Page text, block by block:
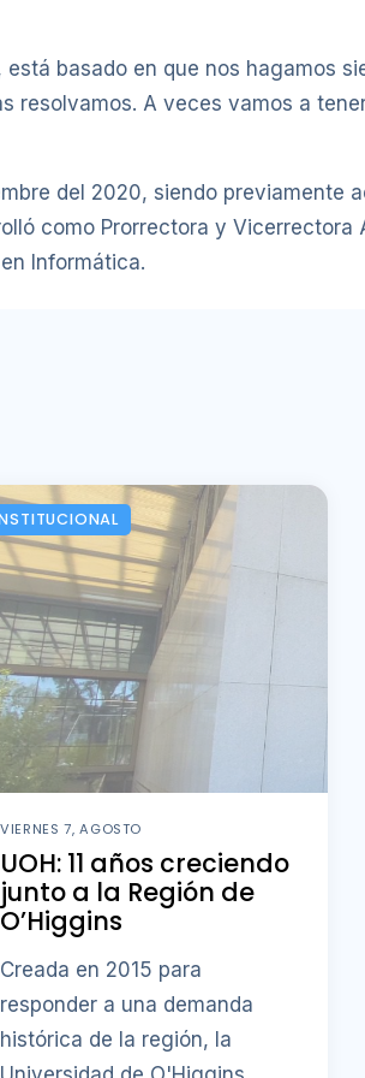
basado en que nos hagamos
resolvamos. A veces vamos a
del 2020, siendo previamente
como Prorrectora y
Informática.
VIERNES 7, AGOSTO
UOH: 11 años creciendo
junto a la Región de
O’Higgins
Creada en 2015 para
responder a una demanda
histórica de la región, la